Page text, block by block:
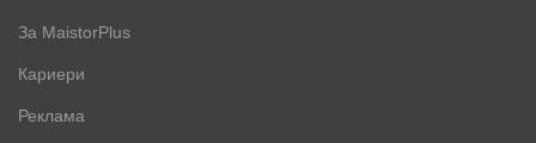
За MaistorPlus
Кариери
Реклама